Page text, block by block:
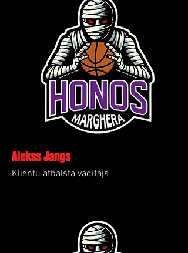
Alekss Jangs
Klientu atbalsta vadītājs